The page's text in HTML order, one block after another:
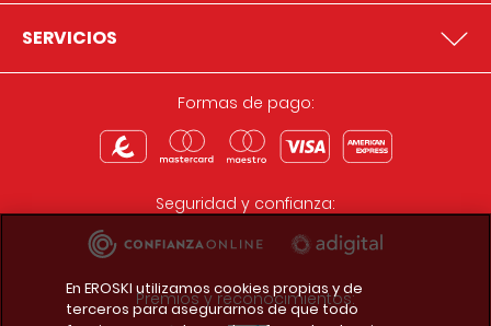
SERVICIOS
Formas de pago:
Seguridad y confianza:
Premios y reconocimientos:
En EROSKI utilizamos cookies propias y de
terceros para asegurarnos de que todo